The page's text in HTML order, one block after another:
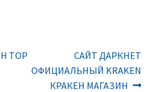
ТОР
Next
post:
САЙТ ДАРКНЕТ
ОФИЦИАЛЬНЫЙ KRAKEN
КРАКЕН МАГАЗИН